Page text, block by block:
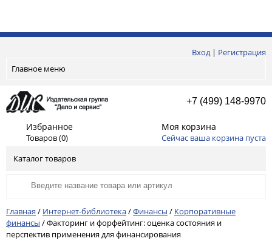
Вход| Регистрация
Главное меню
+7 (499) 148-9970
Избранное
Товаров (0)
Моя корзина
Сейчас ваша корзина пуста
Каталог товаров
Главная / Интернет-библиотека/Финансы / Корпоративные
финансы /Факторинг и форфейтинг: оценка состояния и
перспектив применения для финансирования